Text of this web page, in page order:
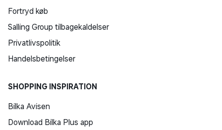
Fortryd køb
Salling Group tilbagekaldelser
Privatlivspolitik
Handelsbetingelser
SHOPPING INSPIRATION
Bilka Avisen
Download Bilka Plus app